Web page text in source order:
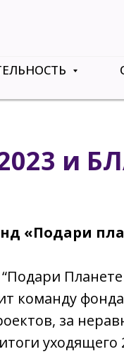
и
«Подари
команду
за
уходящего